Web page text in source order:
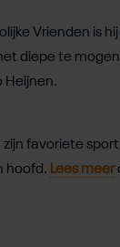
Vrienden is
diepe te mogen
Heijnen.
favoriete
hoofd. Lees meer